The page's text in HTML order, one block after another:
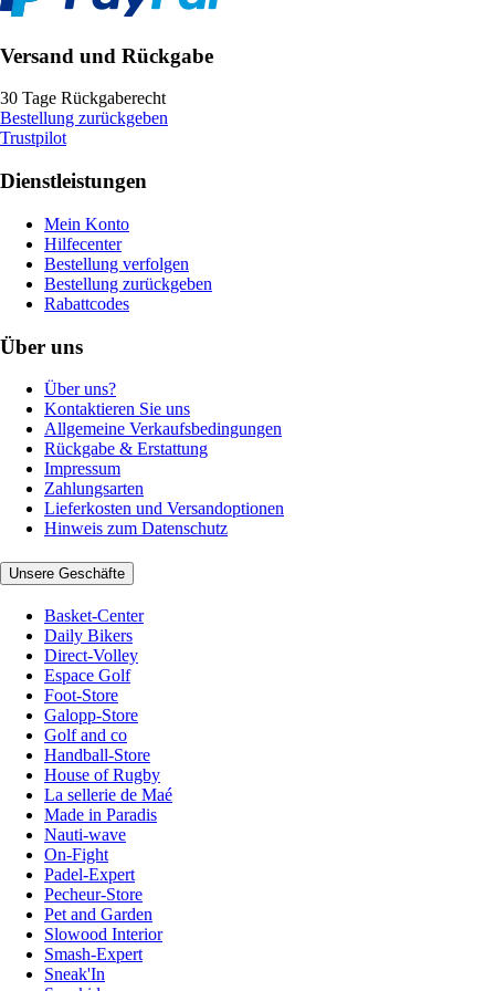
Versand und Rückgabe
30 Tage Rückgaberecht
Bestellung zurückgeben
Trustpilot
Dienstleistungen
Mein Konto
Hilfecenter
Bestellung verfolgen
Bestellung zurückgeben
Rabattcodes
Über uns
Über uns?
Kontaktieren Sie uns
Allgemeine Verkaufsbedingungen
Rückgabe & Erstattung
Impressum
Zahlungsarten
Lieferkosten und Versandoptionen
Hinweis zum Datenschutz
Unsere Geschäfte
Basket-Center
Daily Bikers
Direct-Volley
Espace Golf
Foot-Store
Galopp-Store
Golf and co
Handball-Store
House of Rugby
La sellerie de Maé
Made in Paradis
Nauti-wave
On-Fight
Padel-Expert
Pecheur-Store
Pet and Garden
Slowood Interior
Smash-Expert
Sneak'In